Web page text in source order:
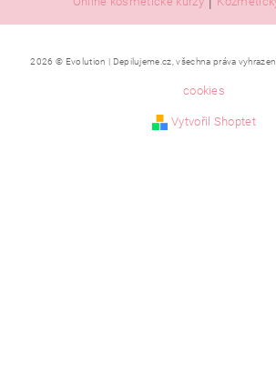
2026 © Evolution | Depilujeme.cz, všechna práva
cookies
Vytvořil Shoptet